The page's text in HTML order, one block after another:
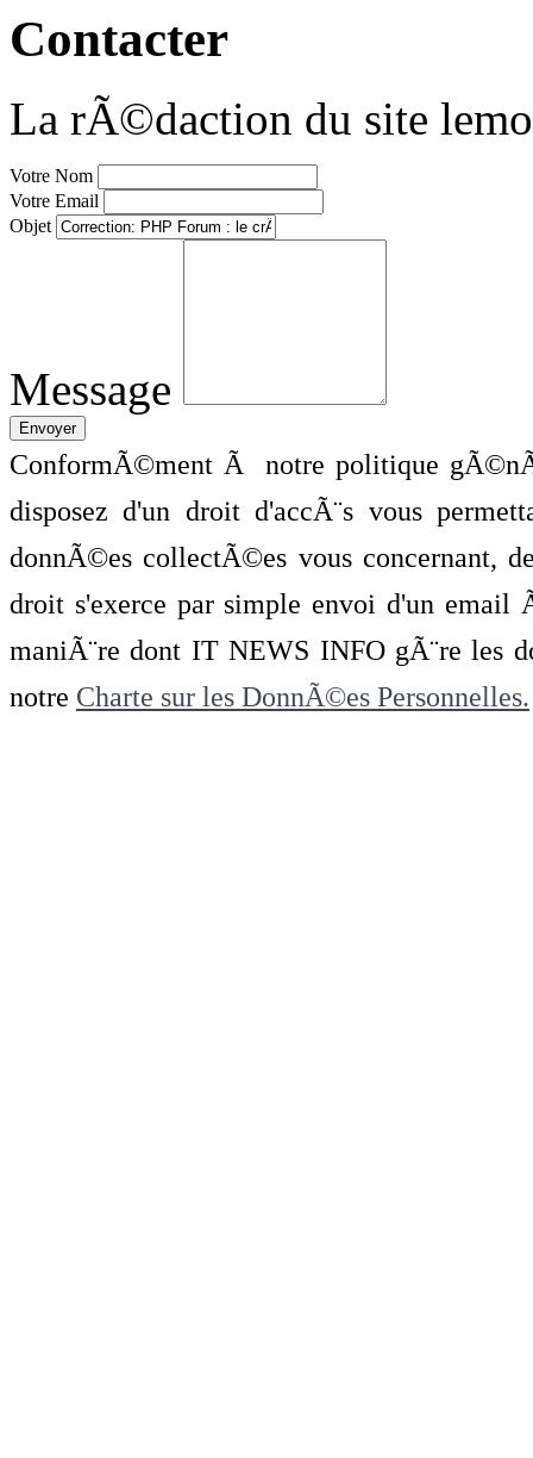
Contacter
La rÃ©daction du site
Votre Nom
Votre Email
Objet
Message
ConformÃ©ment Ã notre politique
disposez d'un droit d'accÃ¨s vous
donnÃ©es collectÃ©es vous concernant,
droit s'exerce par simple envoi d'un
maniÃ¨re dont IT NEWS INFO gÃ¨re les
notre Charte sur les DonnÃ©es Personnelles.